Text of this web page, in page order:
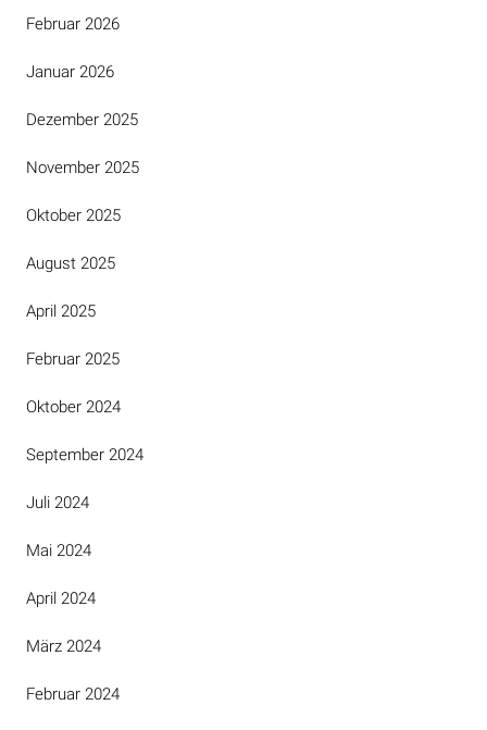
Februar 2026
Januar 2026
Dezember 2025
November 2025
Oktober 2025
August 2025
April 2025
Februar 2025
Oktober 2024
September 2024
Juli 2024
Mai 2024
April 2024
März 2024
Februar 2024